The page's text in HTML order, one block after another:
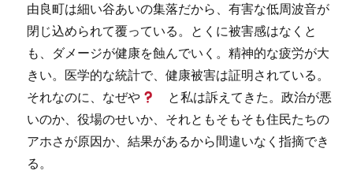
由良町は細い谷あいの集落だから、有害な低周波音が
閉じ込められて覆っている。とくに被害感はなくと
も、ダメージが健康を蝕んでいく。精神的な疲労が大
きい。医学的な統計で、健康被害は証明されている。
それなのに、なぜや
と私は訴えてきた。政治が悪
いのか、役場のせいか、それともそもそも住民たちの
アホさが原因か、結果があるから間違いなく指摘でき
る。